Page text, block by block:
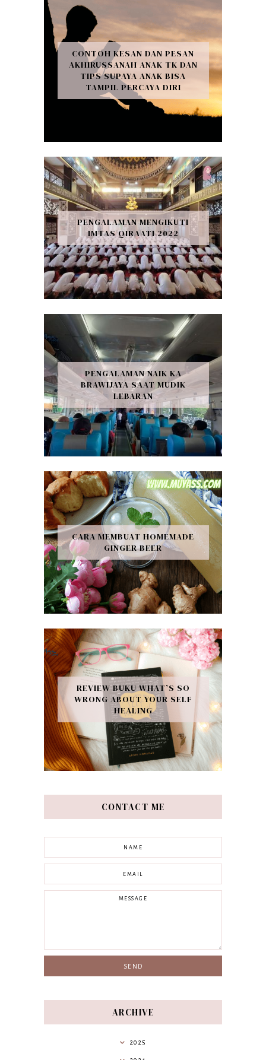
CONTOH KESAN DAN PESAN
AKHIRUSSANAH ANAK TK DAN
TIPS SUPAYA ANAK BISA
TAMPIL PERCAYA DIRI
PENGALAMAN MENGIKUTI
IMTAS QIRAATI 2022
PENGALAMAN NAIK KA
BRAWIJAYA SAAT MUDIK
LEBARAN
CARA MEMBUAT HOMEMADE
GINGER BEER
REVIEW BUKU WHAT’S SO
WRONG ABOUT YOUR SELF
HEALING
CONTACT ME
ARCHIVE
2025